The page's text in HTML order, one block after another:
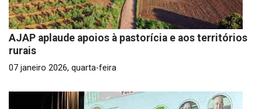
AJAP aplaude apoios à pastorícia e aos territórios
rurais
07 janeiro 2026, quarta-feira